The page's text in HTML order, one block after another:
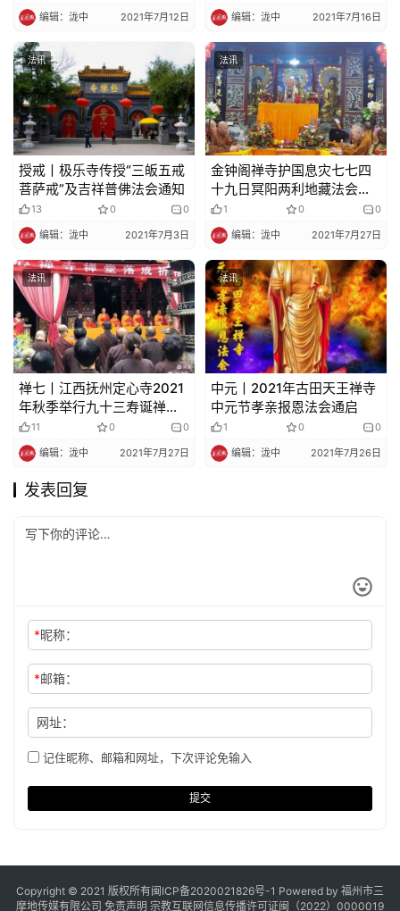
编辑：泷中 2021年7月12日 编辑：泷中 2021年7月16日
法讯
授戒丨极乐寺传授“三皈五戒
菩萨戒”及吉祥普佛法会通知
13 0 0
编辑：泷中 2021年7月3日
法讯
金钟阁禅寺护国息灾七七四
十九日冥阳两利地藏法会
——第一个七功德圆满焰口
大施食回向
1 0 0
编辑：泷中 2021年7月27日
法讯
禅七丨江西抚州定心寺2021
年秋季举行九十三寿诞禅七
法会 (四众)
11 0 0
编辑：泷中 2021年7月27日
法讯
中元丨2021年古田天王禅寺
中元节孝亲报恩法会通启
1 0 0
编辑：泷中 2021年7月26日
发表回复
*昵称：
*邮箱：
网址：
记住昵称、邮箱和网址，下次评论免输入
提交
Copyright © 2021 版权所有闽ICP备2020021826号-1 Powered by 福州市三
摩地传媒有限公司 免责声明 宗教互联网信息传播许可证闽（2022）0000019